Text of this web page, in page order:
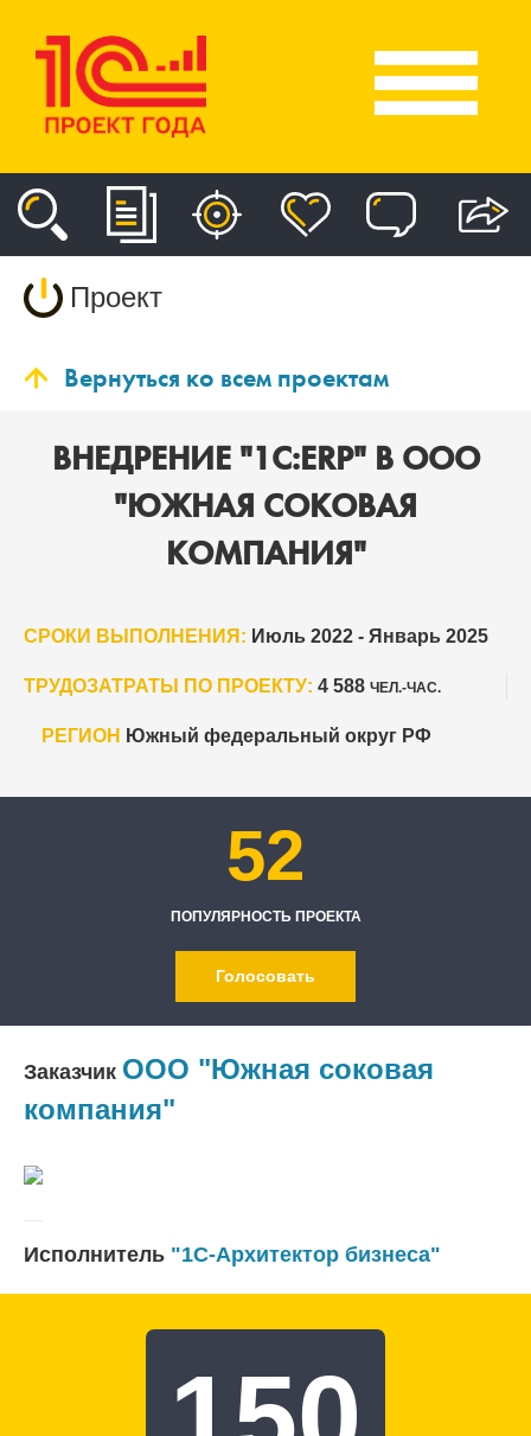
Проект
Вернуться ко всем проектам
ВНЕДРЕНИЕ "1С:ERP" В ООО
"ЮЖНАЯ СОКОВАЯ
КОМПАНИЯ"
СРОКИ ВЫПОЛНЕНИЯ: Июль 2022 - Январь 2025
ТРУДОЗАТРАТЫ ПО ПРОЕКТУ: 4 588 ЧЕЛ.-ЧАС.
РЕГИОН Южный федеральный округ РФ
52
ПОПУЛЯРНОСТЬ ПРОЕКТА
Голосовать
Заказчик ООО "Южная соковая
компания"
Исполнитель "1С-Архитектор бизнеса"